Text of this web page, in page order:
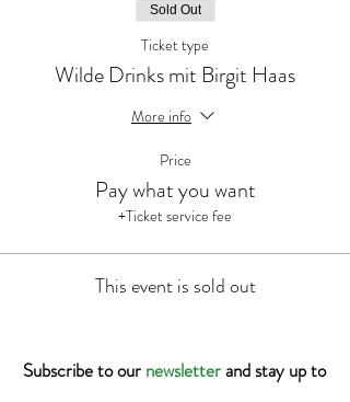
Sold Out
Ticket type
Wilde Drinks mit Birgit Haas
More info
Price
Pay what you want
+Ticket service fee
This event is sold out
Subscribe to our newsletterand stay up to